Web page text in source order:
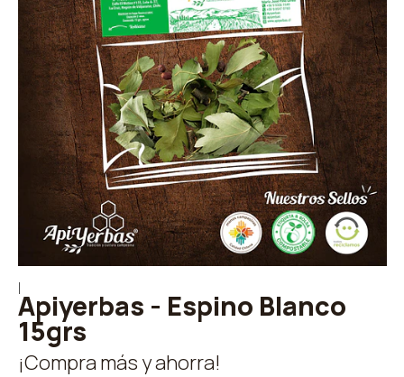
Apiyerbas - Espino Blanco
15grs
¡Compra más y ahorra!